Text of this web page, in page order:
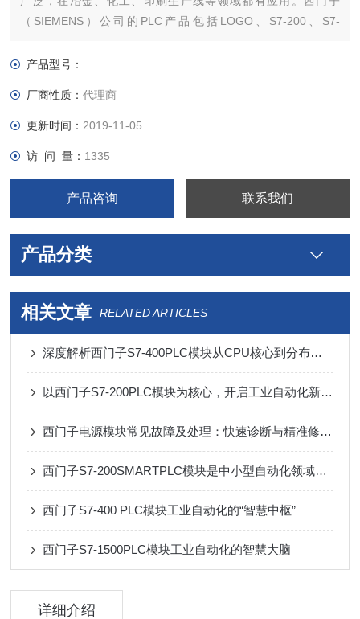
（SIEMENS）公司的PLC产品包括LOGO、S7-200、S7-
小、速度快、标准化，具有网络通信能力，功能更强，可靠性
产品型号：
厂商性质：代理商
更新时间： 2019-11-05
访 问 量： 1335
产品咨询 联系我们
产品分类
相关文章 RELATED ARTICLES
深度解析西门子S7-400PLC模块从CPU核心到分布式I/O的架构逻辑与选型策略
以西门子S7-200PLC模块为核心，开启工业自动化新篇章
西门子电源模块常见故障及处理：快速诊断与精准修复指南
西门子S7-200SMARTPLC模块是中小型自动化领域的全能选手
西门子S7-400 PLC模块工业自动化的“智慧中枢”
西门子S7-1500PLC模块工业自动化的智慧大脑
详细介绍